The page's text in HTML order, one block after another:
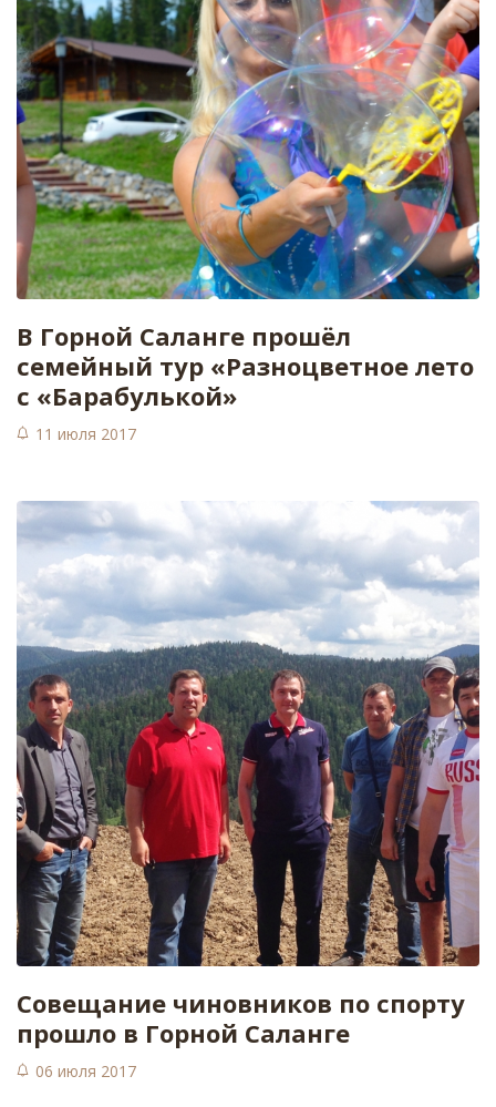
В Горной Саланге прошёл
семейный тур «Разноцветное лето
с «Барабулькой»
11 июля 2017
​Совещание чиновников по спорту
прошло в Горной Саланге
06 июля 2017